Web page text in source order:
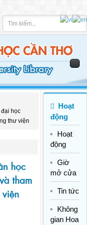
học
thư viện
học
tham
Hoạt
động
Hoạt
động
Giờ
mở cửa
Tin tức
Không
gian Hoa